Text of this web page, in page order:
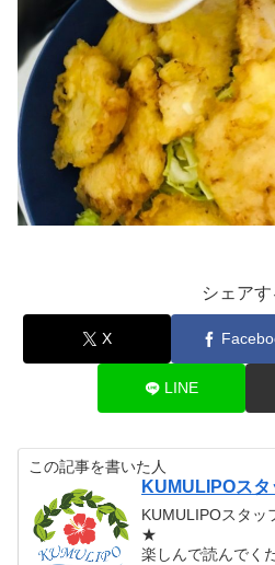
シェアす
X
LINE
この記事を書いた人
KUMULIPOスタ
KUMULIPOスタッ
★
楽しんで読んでく